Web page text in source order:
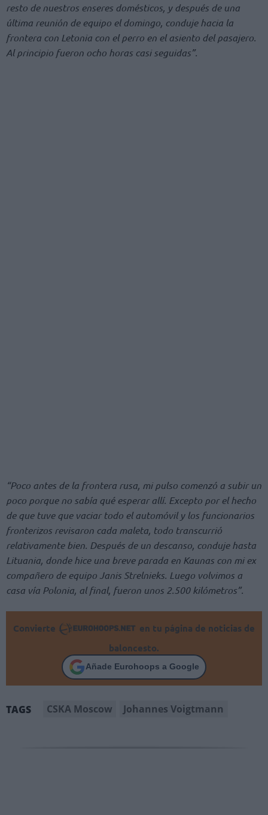
resto de nuestros enseres domésticos, y después de una
última reunión de equipo el domingo, conduje hacia la
frontera con Letonia con el perro en el asiento del pasajero.
Al principio fueron ocho horas casi seguidas”.
“Poco antes de la frontera rusa, mi pulso comenzó a subir un
poco porque no sabía qué esperar allí. Excepto por el hecho
de que tuve que vaciar todo el automóvil y los funcionarios
fronterizos revisaron cada maleta, todo transcurrió
relativamente bien. Después de un descanso, conduje hasta
Lituania, donde hice una breve parada en Kaunas con mi ex
compañero de equipo Janis Strelnieks. Luego volvimos a
casa vía Polonia, al final, fueron unos 2.500 kilómetros”.
Convierte
en tu página de noticias de
baloncesto.
Añade Eurohoops a Google
TAGS CSKA Moscow Johannes Voigtmann